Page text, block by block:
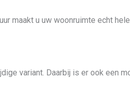
maakt u uw woonruimte echt
variant. Daarbij is er ook een